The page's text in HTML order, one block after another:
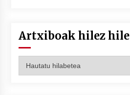
Artxiboak hilez hile
hilez